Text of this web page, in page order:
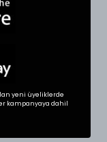
yeni üyeliklerde
kampanyaya dahil